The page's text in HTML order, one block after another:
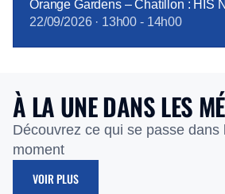
Orange Gardens – Chatillon : HIS
22/09/2026· 13h00 - 14h00
À LA UNE DANS LES
Découvrez ce qui se passe dans
moment
VOIR PLUS